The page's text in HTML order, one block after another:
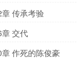
传承考验
交代
作死的陈俊豪